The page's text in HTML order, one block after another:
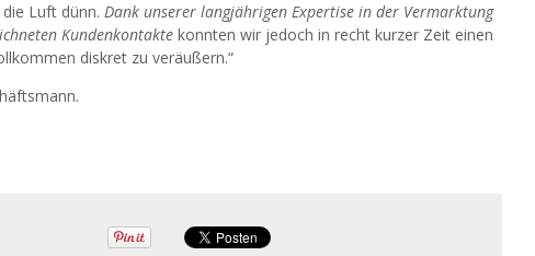
Luft dünn. Dank unserer langjährigen Expertise in der Vermarktung
Kundenkontakte konnten wir jedoch in recht kurzer Zeit einen
diskret zu veräußern.“